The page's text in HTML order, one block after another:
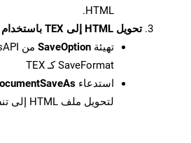
HTML.
تحويل HTML إلى TEX باستخدام CellsApi
تهيئة SaveOption
SaveFormat كـ TEX
استدعاء
لتحويل ملف HTML إلى تنسيق